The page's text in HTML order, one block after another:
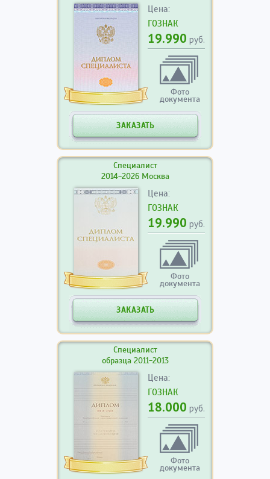
Цена:
ГОЗНАК
19.990 руб.
Фото
документа
ЗАКАЗАТЬ
Специалист
2014-2026 Москва
Цена:
ГОЗНАК
19.990 руб.
Фото
документа
ЗАКАЗАТЬ
Специалист
образца 2011-2013
Цена:
ГОЗНАК
18.000 руб.
Фото
документа